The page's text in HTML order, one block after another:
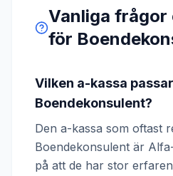
Vanliga frågor
för
Vilken a-kassa passar
Boendekonsulent?
Den a-kassa som oftast
Boendekonsulent är
på att de har stor